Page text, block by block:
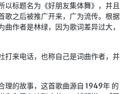
以标题名为《好朋友集体舞》，并且
歌之后被推广开来，广为流传。根据
作者是林绿，因为歌词差异过大，
打来电话，也称自己是词曲作者，并
理的故事，这首歌曲源自 1949年 的